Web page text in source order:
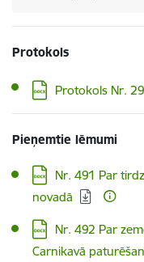
Protokols
Lejupielādēt:
Protokols Nr. 29
Pieņemtie lēmumi
Lejupielādēt:
Nr. 491 Par
novadā
Lejupielādēt:
Nr. 492 Par
Carnikavā